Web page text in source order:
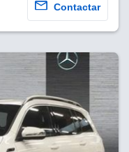
Contactar